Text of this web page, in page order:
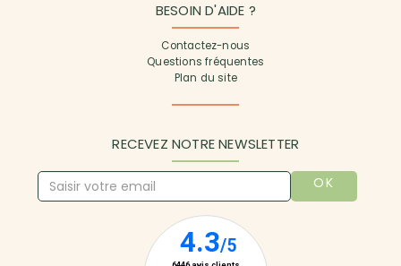
BESOIN D'AIDE ?
Contactez-nous
Questions fréquentes
Plan du site
RECEVEZ NOTRE NEWSLETTER
OK